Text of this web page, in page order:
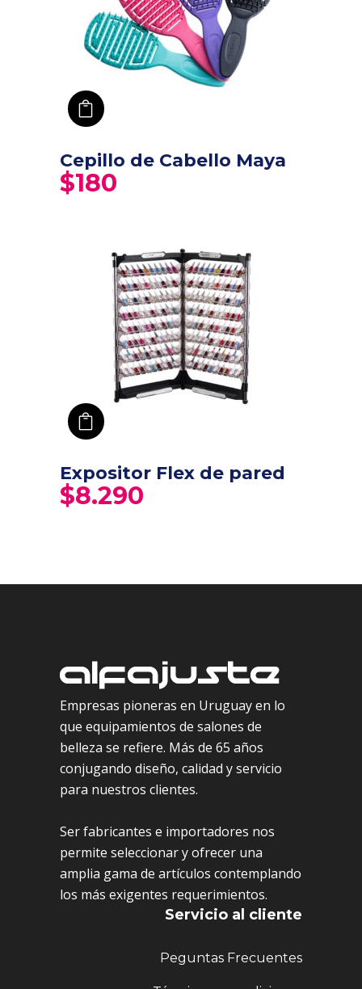
Cepillo de Cabello Maya
$180
Expositor Flex de pared
$8.290
Empresas pioneras en Uruguay en lo
que equipamientos de salones de
belleza se refiere. Más de 65 años
conjugando diseño, calidad y servicio
para nuestros clientes.
Ser fabricantes e importadores nos
permite seleccionar y ofrecer una
amplia gama de artículos contemplando
los más exigentes requerimientos.
Servicio al cliente
Peguntas Frecuentes